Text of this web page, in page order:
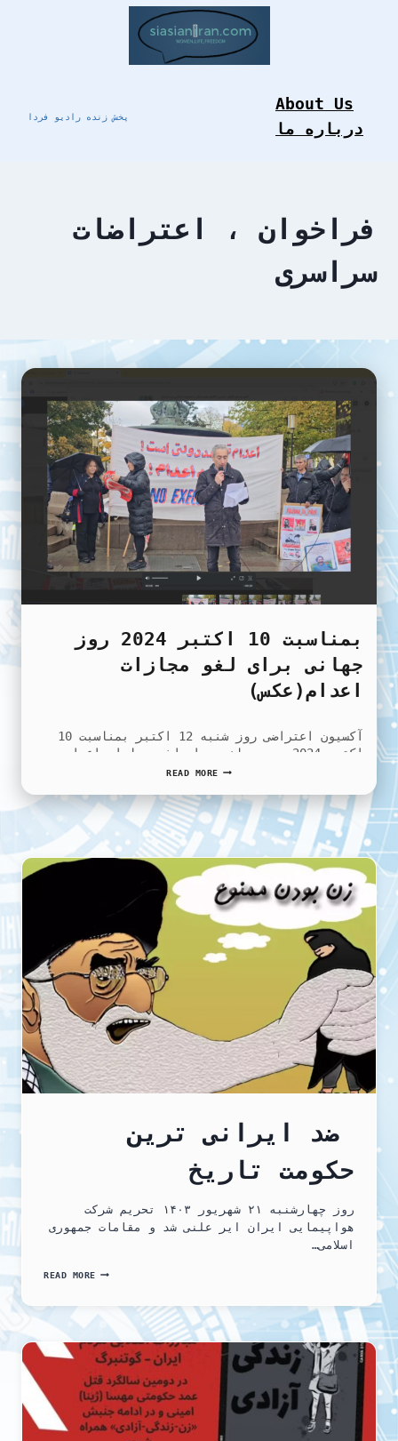
پخش زنده رادیو فردا
About Us
درباره ما
فراخوان ، اعتراضات
سراسری
بمناسبت 10 اکتبر 2024 روز
جهانی برای لغو مجازات
اعدام(عکس)
آکسیون اعتراضی روز شنبه 12 اکتبر بمناسبت 10
اکتبر 2024 روز جهانی برای لغو مجازات اعدام…
READ MOREبمناسبت
اکتبر
2024
روز
جهانی
برای
لغو
مجازات
اعدام(عکس)
ضد ایرانی ترین
حکومت تاریخ
روز چهارشنبه ۲۱ شهریور ۱۴۰۳ تحریم شرکت
هواپیمایی ایران ایر علنی شد و مقامات جمهوری
اسلامی…
READ MOREضد
حکومت
تاریخ